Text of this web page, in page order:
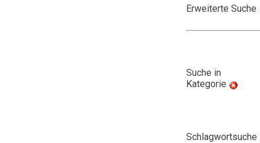
Erweiterte Suche
Suche in
Kategorie
Schlagwortsuche